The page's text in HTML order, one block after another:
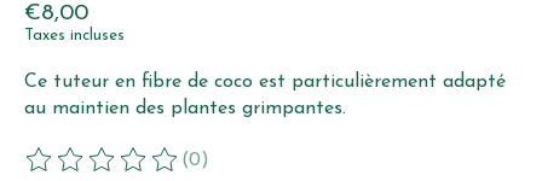
€8,00
Taxes incluses
Ce tuteur en fibre de coco est particulièrement adapté
au maintien des plantes grimpantes.
Ce produit est évalué à
(0)